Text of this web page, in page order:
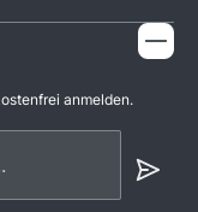
anmelden.